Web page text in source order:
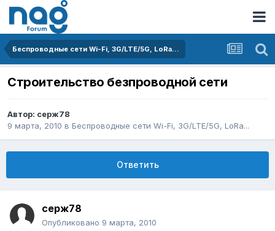
Беспроводные сети Wi-Fi, 3G/LTE/5G, LoRa...
Строительство безпроводной сети
Автор: cерж78
9 марта, 2010 в Беспроводные сети Wi-Fi, 3G/LTE/5G, LoRa...
Ответить
cерж78
Опубликовано 9 марта, 2010